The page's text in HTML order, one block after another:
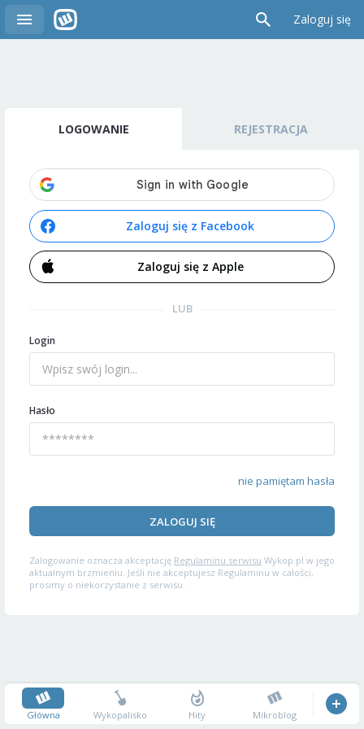
Zaloguj się
LOGOWANIE REJESTRACJA
Zaloguj się z Facebook
Zaloguj się z Apple
LUB
Login
Hasło
nie pamiętam hasła
ZALOGUJ SIĘ
Zalogowanie oznacza akceptację Regulaminu serwisu Wykop.pl w jego
aktualnym brzmieniu. Jeśli nie akceptujesz Regulaminu w całości,
prosimy o niekorzystanie z serwisu.
Główna Wykopalisko Hity Mikroblog